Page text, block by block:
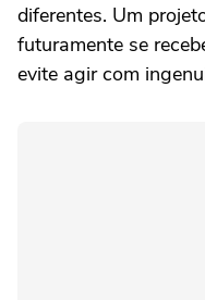
diferentes. Um
futuramente se
evite agir com